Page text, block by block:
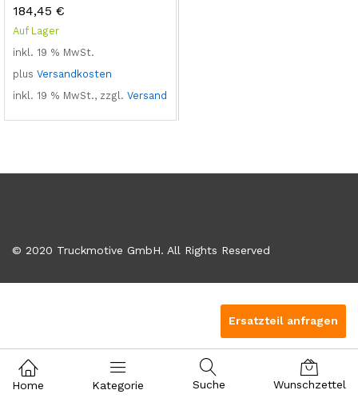
184,45 €
Auf Lager
inkl. 19 % MwSt.
plus Versandkosten
inkl. 19 % MwSt., zzgl. Versand
© 2020 Truckmotive GmbH. All Rights Reserved
Home Kategorie Suche Wunschzettel
Ersatzteil anfragen